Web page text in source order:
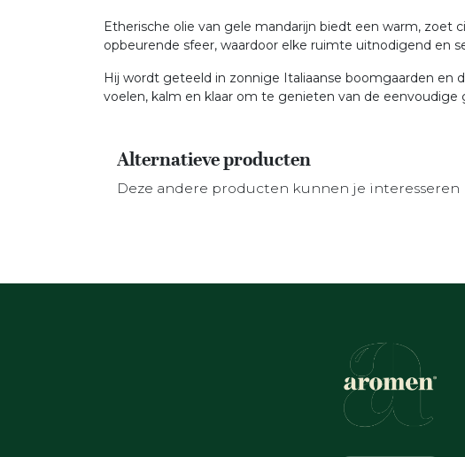
Etherische olie van gele mandarijn biedt een warm,
opbeurende sfeer, waardoor elke ruimte uitnodigend en
Hij wordt geteeld in zonnige Italiaanse boomgaarden en
voelen, kalm en klaar om te genieten van de eenvoudige
Alternatieve producten
Deze andere producten kunnen je interesseren